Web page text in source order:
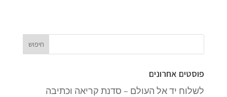
פוסטים אחרונים
לשלוח יד אל העולם – סדנת קריאה וכתיבה